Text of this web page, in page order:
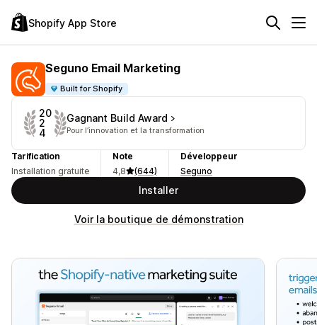
Shopify App Store
Seguno Email Marketing
Built for Shopify
20
2
4
Gagnant Build Award
Pour l’innovation et la transformation
Tarification
Installation gratuite
Note
4,8
(644)
Développeur
Seguno
Installer
Voir la boutique de démonstration